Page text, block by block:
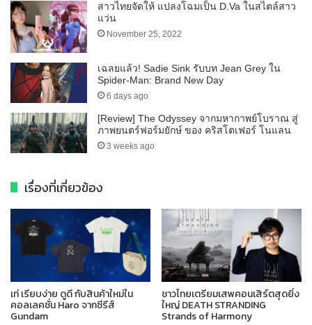
สาวไทยจัดให้ แปลงโฉมเป็น D.Va ในสไตล์สาว
แว่น
November 25, 2022
เฉลยแล้ว! Sadie Sink รับบท Jean Grey ใน
Spider-Man: Brand New Day
6 days ago
[Review] The Odyssey จากมหากาพย์โบราณ สู่
ภาพยนตร์ฟอร์มยักษ์ ของ คริสโตเฟอร์ โนแลน
3 weeks ago
เรื่องที่เกี่ยวข้อง
เท่ เรียบง่าย ดูดี กับสินค้าใหม่ใน
คอลเลคชั่น Haro จากซีรีส์
Gundam
ชาวไทยเตรียมเสพคอนเสิร์ตสุดยิ่ง
ใหญ่ DEATH STRANDING
Strands of Harmony